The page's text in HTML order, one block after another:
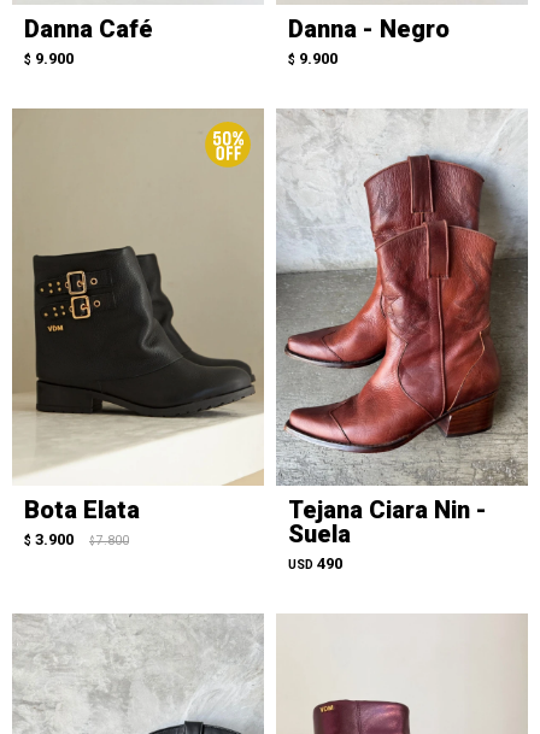
Danna Café
$ 9.900
Danna - Negro
$ 9.900
Bota Elata
$ 3.900 $ 7.800
Tejana Ciara Nin -
Suela
USD 490